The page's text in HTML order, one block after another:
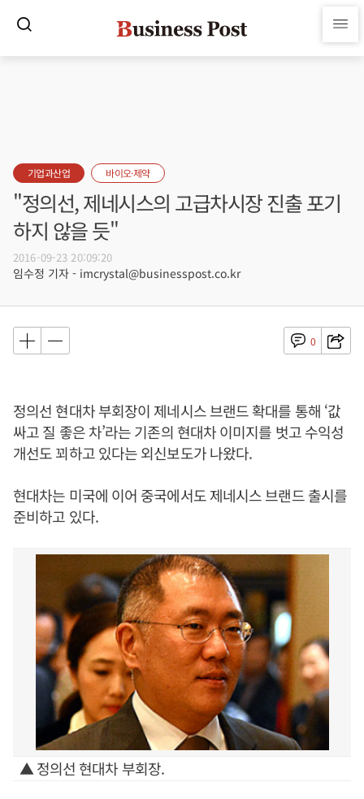
기업과산업 바이오·제약
"정의선, 제네시스의 고급차시장 진출 포기
하지 않을 듯"
2016-09-23 20:09:20
임수정 기자 - imcrystal@businesspost.co.kr
0
정의선 현대차 부회장이 제네시스 브랜드 확대를 통해 ‘값
싸고 질 좋은 차’라는 기존의 현대차 이미지를 벗고 수익성
개선도 꾀하고 있다는 외신보도가 나왔다.
현대차는 미국에 이어 중국에서도 제네시스 브랜드 출시를
준비하고 있다.
▲ 정의선 현대차 부회장.